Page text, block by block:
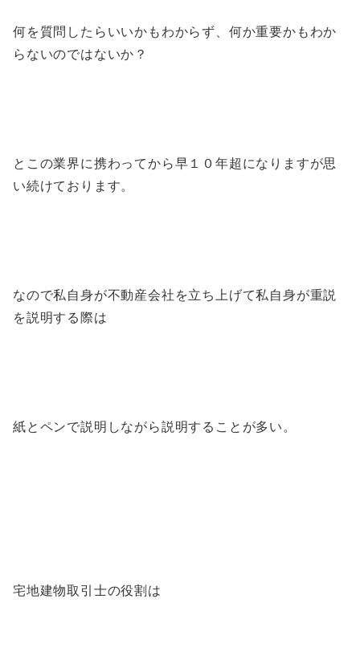
何を質問したらいいかもわからず、何か重要かもわか
らないのではないか？
とこの業界に携わってから早１０年超になりますが思
い続けております。
なので私自身が不動産会社を立ち上げて私自身が重説
を説明する際は
紙とペンで説明しながら説明することが多い。
宅地建物取引士の役割は